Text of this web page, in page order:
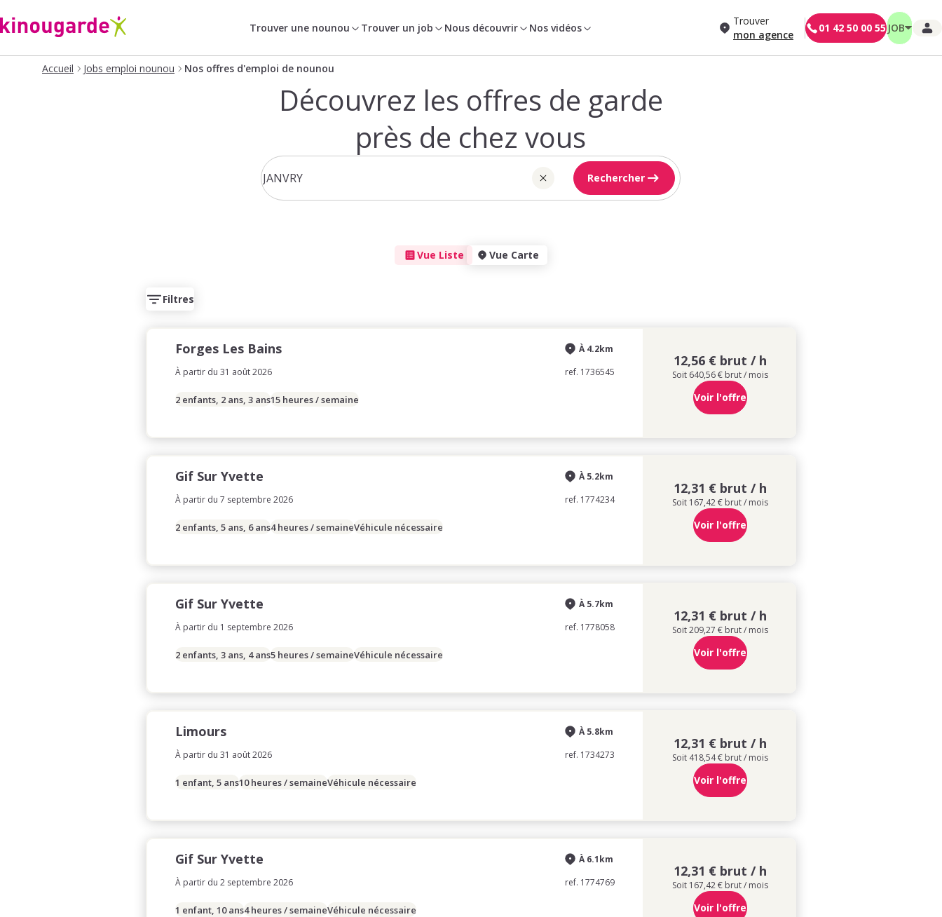
Trouver une nounou Trouver un job Nous découvrir Nos vidéos
Trouver
mon agence
01 42 50 00 55 JOB
Accueil Jobs emploi nounou Nos offres d'emploi de nounou
Découvrez les offres de garde
près de chez vous
Rechercher
Vue Liste Vue Carte
Filtres
Forges Les Bains
À partir du 31 août 2026
À 4.2km
ref. 1736545
2 enfants, 2 ans, 3 ans15 heures / semaine
12,56 € brut / h
Soit 640,56 € brut / mois
Voir l'offre
Gif Sur Yvette
À partir du 7 septembre 2026
À 5.2km
ref. 1774234
2 enfants, 5 ans, 6 ans4 heures / semaineVéhicule nécessaire
12,31 € brut / h
Soit 167,42 € brut / mois
Voir l'offre
Gif Sur Yvette
À partir du 1 septembre 2026
À 5.7km
ref. 1778058
2 enfants, 3 ans, 4 ans5 heures / semaineVéhicule nécessaire
12,31 € brut / h
Soit 209,27 € brut / mois
Voir l'offre
Limours
À partir du 31 août 2026
À 5.8km
ref. 1734273
1 enfant, 5 ans10 heures / semaineVéhicule nécessaire
12,31 € brut / h
Soit 418,54 € brut / mois
Voir l'offre
Gif Sur Yvette
À partir du 2 septembre 2026
À 6.1km
ref. 1774769
1 enfant, 10 ans4 heures / semaineVéhicule nécessaire
12,31 € brut / h
Soit 167,42 € brut / mois
Voir l'offre